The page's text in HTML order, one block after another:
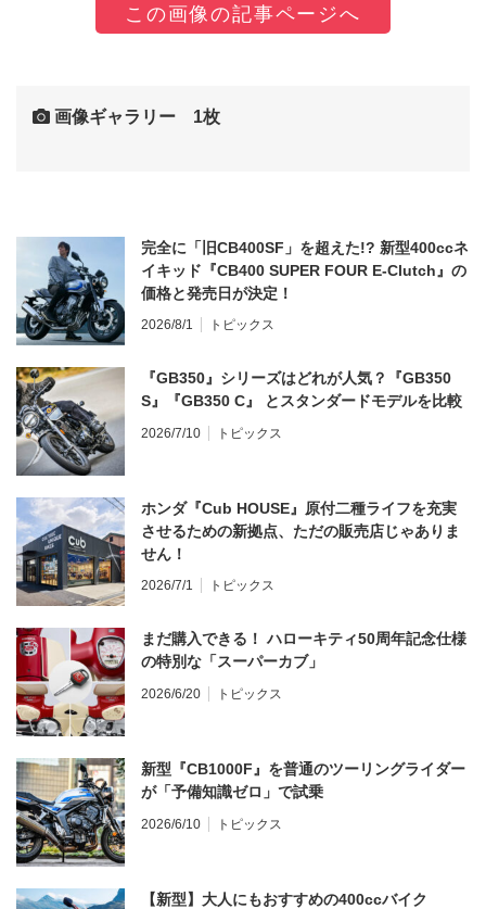
この画像の記事ページへ
画像ギャラリー 1枚
完全に「旧CB400SF」を超えた!? 新型400ccネ
イキッド『CB400 SUPER FOUR E-Clutch』の
価格と発売日が決定！
2026/8/1 トピックス
『GB350』シリーズはどれが人気？『GB350
S』『GB350 C』 とスタンダードモデルを比較
2026/7/10 トピックス
ホンダ『Cub HOUSE』原付二種ライフを充実
させるための新拠点、ただの販売店じゃありま
せん！
2026/7/1 トピックス
まだ購入できる！ ハローキティ50周年記念仕様
の特別な「スーパーカブ」
2026/6/20 トピックス
新型『CB1000F』を普通のツーリングライダー
が「予備知識ゼロ」で試乗
2026/6/10 トピックス
【新型】大人にもおすすめの400ccバイク